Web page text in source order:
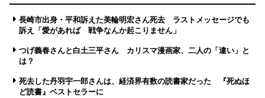
長崎市出身・平和訴えた美輪明宏さん死去 ラストメッセージでも
訴え「愛があれば 戦争なんか起こりません」
つげ義春さんと白土三平さん カリスマ漫画家、二人の「違い」と
は？
死去した丹羽宇一郎さんは、経済界有数の読書家だった 『死ぬほ
ど読書』ベストセラーに